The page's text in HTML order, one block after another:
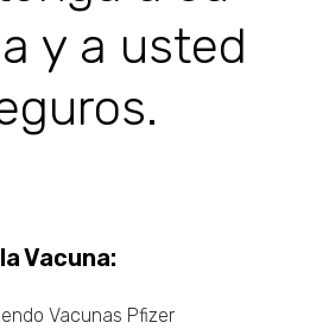
y a usted
Vacuna:
Vacunas Pfizer